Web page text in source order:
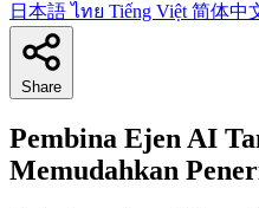
日本語ไทย Tiếng Việt 简体中
Share
Pembina Ejen AI
Memudahkan